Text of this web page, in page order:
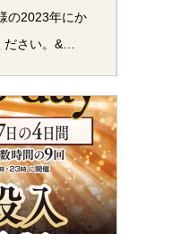
の2023年にか
さい。&…